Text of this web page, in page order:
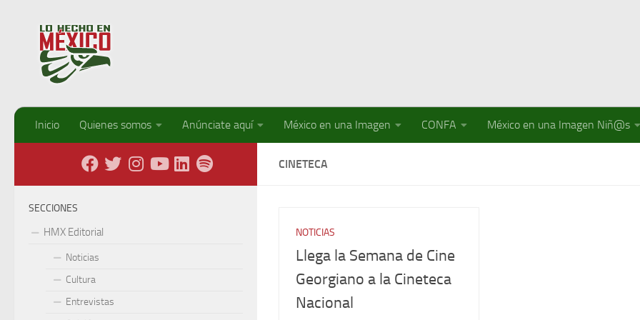
Inicio Quienes somos Anúnciate aquí México en una Imagen CONFA México en una Imagen Niñ@s
CINETECA
NOTICIAS
Llega la Semana de Cine
Georgiano a la Cineteca
Nacional
SECCIONES
HMX Editorial
Noticias
Cultura
Entrevistas